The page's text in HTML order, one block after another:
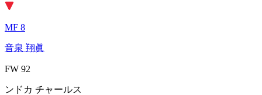
MF 8
音泉 翔眞
FW 92
ンドカ チャールス